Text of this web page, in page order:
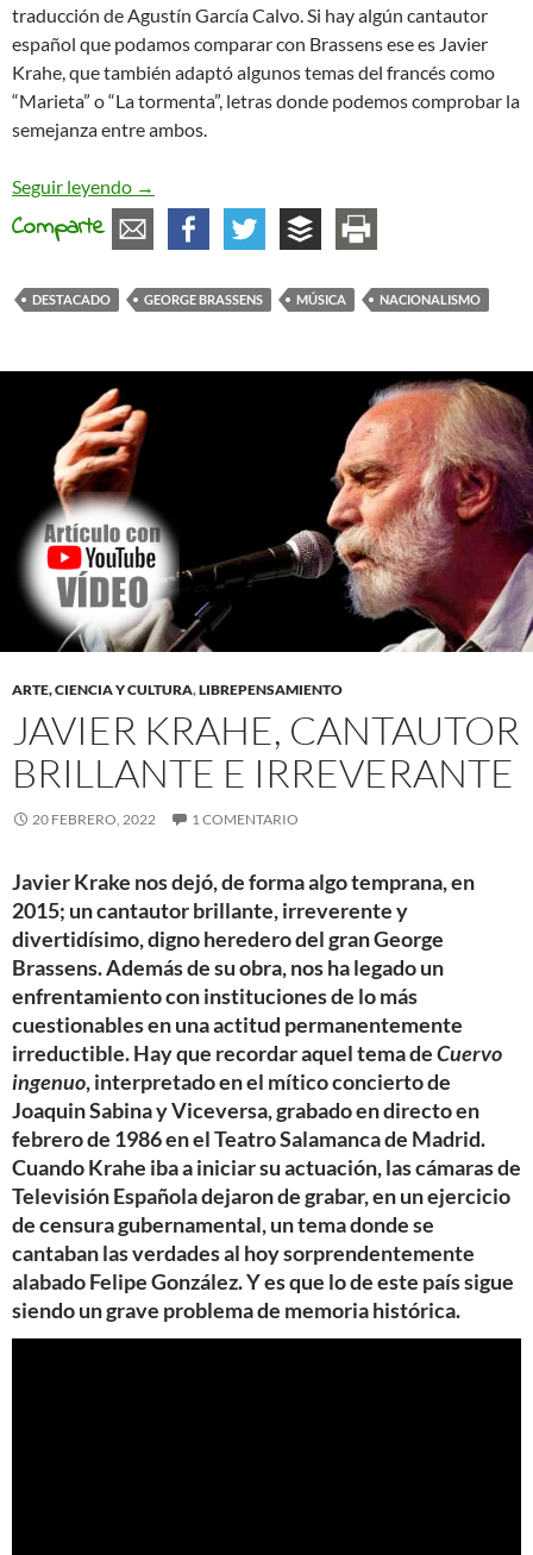
traducción de Agustín García Calvo. Si hay algún cantautor
español que podamos comparar con Brassens ese es Javier
Krahe, que también adaptó algunos temas del francés como
“Marieta” o “La tormenta”, letras donde podemos comprobar la
semejanza entre ambos.
Seguir leyendo En la fiesta nacional…
→
Comparte
DESTACADO GEORGE BRASSENS MÚSICA NACIONALISMO
ARTE, CIENCIA Y CULTURA,LIBREPENSAMIENTO
JAVIER KRAHE, CANTAUTOR
BRILLANTE E IRREVERANTE
20 FEBRERO, 2022 1 COMENTARIO
Javier Krake nos dejó, de forma algo temprana, en
2015; un cantautor brillante, irreverente y
divertidísimo, digno heredero del gran George
Brassens. Además de su obra, nos ha legado un
enfrentamiento con instituciones de lo más
cuestionables en una actitud permanentemente
irreductible. Hay que recordar aquel tema deCuervo
ingenuo, interpretado en el mítico concierto de
Joaquin Sabina y Viceversa, grabado en directo en
febrero de 1986 en el Teatro Salamanca de Madrid.
Cuando Krahe iba a iniciar su actuación, las cámaras de
Televisión Española dejaron de grabar, en un ejercicio
de censura gubernamental, un tema donde se
cantaban las verdades al hoy sorprendentemente
alabado Felipe González. Y es que lo de este país sigue
siendo un grave problema de memoria histórica.